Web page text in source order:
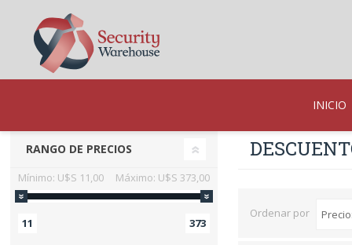
INICIO
Ordenar por
RANGO DE PRECIOS
Mínimo: U$S 11,00 Máximo: U$S 373,00
11 373